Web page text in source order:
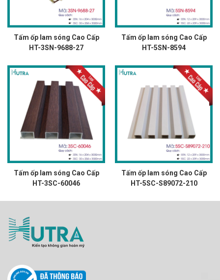
Tấm ốp lam sóng Cao Cấp
HT-3SN-9688-27
Tấm ốp lam sóng Cao Cấp
HT-5SN-8594
Tấm ốp lam sóng Cao Cấp
HT-3SC-60046
Tấm ốp lam sóng Cao Cấp
HT-5SC-S89072-210